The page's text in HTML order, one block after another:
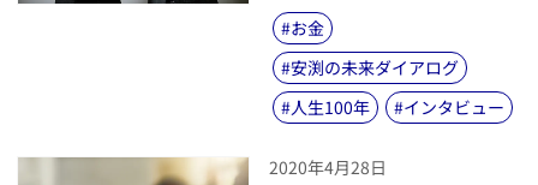
#お金
#安渕の未来ダイアログ
#人生100年 #インタビュー
2020年4月28日